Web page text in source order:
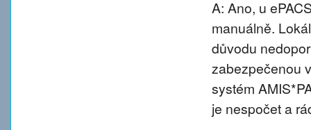
A: Ano, u
manuálně.
důvodu
zabezpečenou
systém
je nespočet a